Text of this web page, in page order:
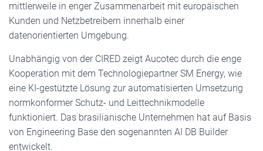
mittlerweile in enger Zusammenarbeit mit europäischen
Kunden und Netzbetreibern innerhalb einer
datenorientierten Umgebung.
Unabhängig von der CIRED zeigt Aucotec durch die enge
Kooperation mit dem Technologiepartner SM Energy, wie
eine KI-gestützte Lösung zur automatisierten Umsetzung
normkonformer Schutz- und Leittechnikmodelle
funktioniert. Das brasilianische Unternehmen hat auf Basis
von Engineering Base den sogenannten AI DB Builder
entwickelt.